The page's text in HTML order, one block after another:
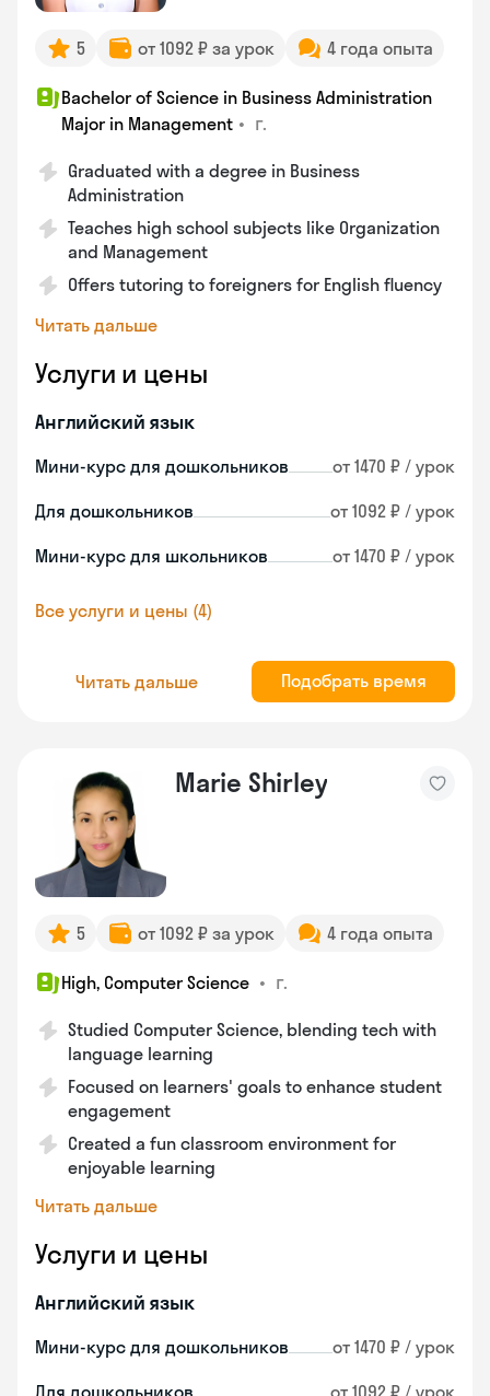
5 от 1092 ₽ за урок 4 года опыта
Bachelor of Science in Business Administration
Major in Management • г.
Graduated with a degree in Business
Administration
Teaches high school subjects like Organization
and Management
Offers tutoring to foreigners for English fluency
Читать дальше
Услуги и цены
Английский язык
Мини-курс для дошкольников от 1470 ₽ / урок
Для дошкольников от 1092 ₽ / урок
Мини-курс для школьников от 1470 ₽ / урок
Все услуги и цены (4)
Читать дальше Подобрать время
Marie Shirley
5 от 1092 ₽ за урок 4 года опыта
High, Computer Science • г.
Studied Computer Science, blending tech with
language learning
Focused on learners' goals to enhance student
engagement
Created a fun classroom environment for
enjoyable learning
Читать дальше
Услуги и цены
Английский язык
Мини-курс для дошкольников от 1470 ₽ / урок
Для дошкольников от 1092 ₽ / урок